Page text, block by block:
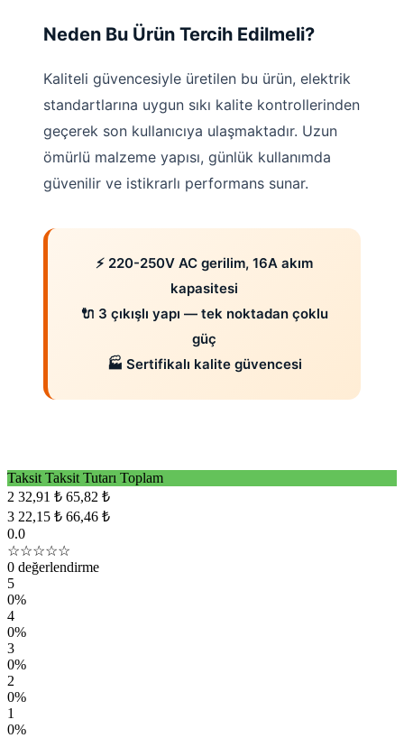
Neden Bu Ürün Tercih Edilmeli?
Kaliteli güvencesiyle üretilen bu ürün, elektrik
standartlarına uygun sıkı kalite kontrollerinden
geçerek son kullanıcıya ulaşmaktadır. Uzun
ömürlü malzeme yapısı, günlük kullanımda
güvenilir ve istikrarlı performans sunar.
⚡ 220-250V AC gerilim, 16A akım
kapasitesi
🔌 3 çıkışlı yapı — tek noktadan çoklu
güç
🏭 Sertifikalı kalite güvencesi
Taksit Taksit Tutarı Toplam
2 32,91 ₺ 65,82 ₺
3 22,15 ₺ 66,46 ₺
0.0
☆☆☆☆☆
0 değerlendirme
5
0%
4
0%
3
0%
2
0%
1
0%